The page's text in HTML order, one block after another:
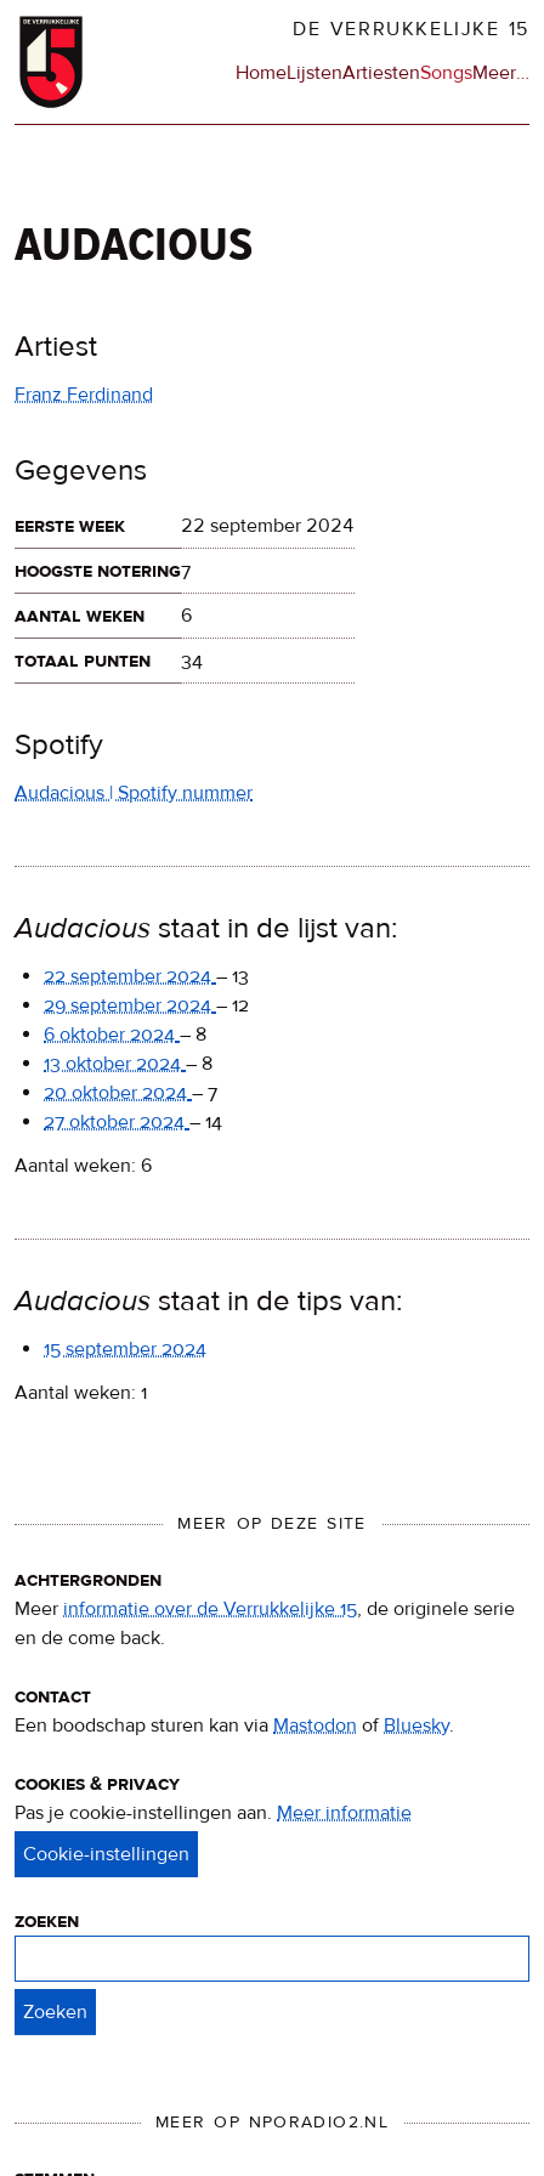
Overslaan
naar
DE VERRUKKELIJKE 15
Hoofdnavigatie
HomeLijstenArtiestenSongsMeerop
…
audacious
Artiest
Franz Ferdinand
Gegevens
eerste week
22 september 2024
hoogste notering7
aantal weken
6
totaal punten
34
Spotify
Audacious | Spotify nummer
Audacious staat in de lijst van:
22 september 2024 – 13
29 september 2024 – 12
6 oktober 2024 – 8
13 oktober 2024 – 8
20 oktober 2024 – 7
27 oktober 2024 – 14
Aantal weken: 6
Audacious staat in de tips van:
15 september 2024
Aantal weken: 1
MEER OP DEZE SITE
achtergronden
Meer informatie over de Verrukkelijke 15, de originele serie
en de come back.
contact
Een boodschap sturen kan via Mastodon ofBluesky.
cookies & privacy
Pas je cookie-instellingen aan. Meer informatie
zoeken
MEER OP NPORADIO2.NL